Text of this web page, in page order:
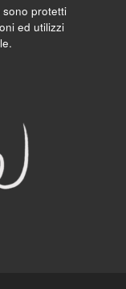
protetti
ed utilizzi